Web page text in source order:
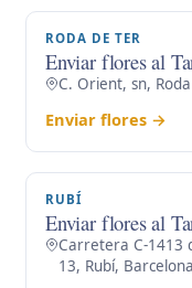
RODA DE TER
Enviar flores al
C. Orient, sn,
Enviar flores →
RUBÍ
Enviar flores al
Carretera C-1413
13, Rubí, Barcelona